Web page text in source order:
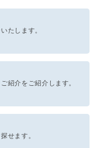
たします。
紹介をご紹介します。
せます。